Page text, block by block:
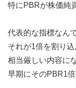
特にPBRが株価純
代表的な指標なん
それが1倍を割り
相当厳しい内容に
早期にそのPBR1